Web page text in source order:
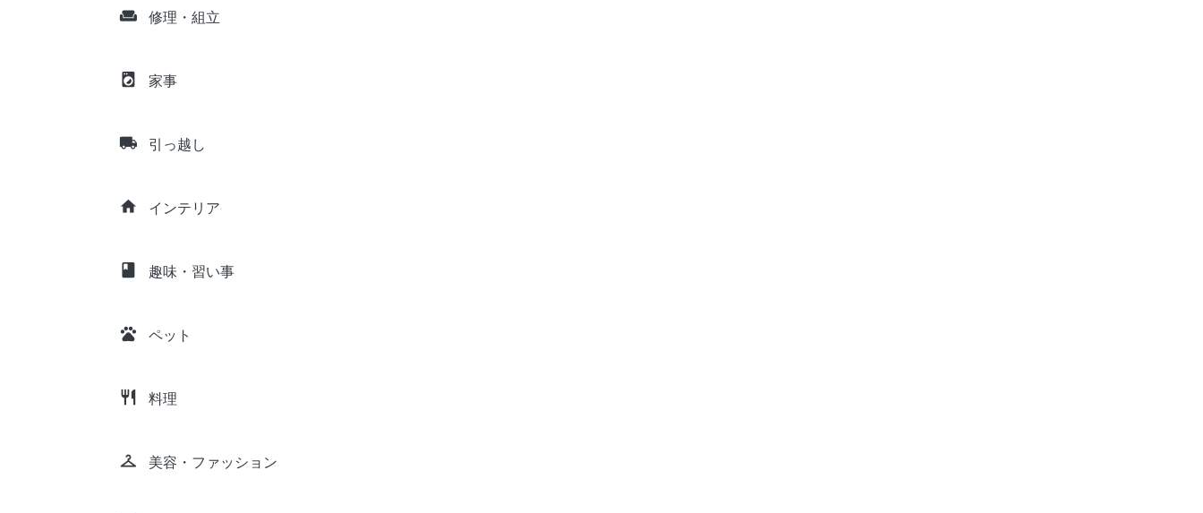
weekend 修理・組立
local_laundry_service 家事
local_shipping 引っ越し
home インテリア
class 趣味・習い事
pets ペット
restaurant 料理
checkroom 美容・ファッション